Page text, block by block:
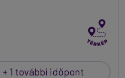
+ 1 további időpont